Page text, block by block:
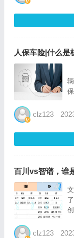
人保车险|什么是
clz123
百川vs智谱，谁
clz123